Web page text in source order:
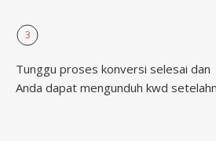
3
Tunggu proses konversi selesai dan
Anda dapat mengunduh kwd